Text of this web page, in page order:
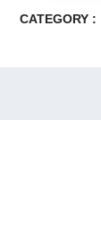
CATEGORY :